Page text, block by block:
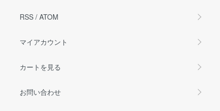
RSS / ATOM
マイアカウント
カートを見る
お問い合わせ